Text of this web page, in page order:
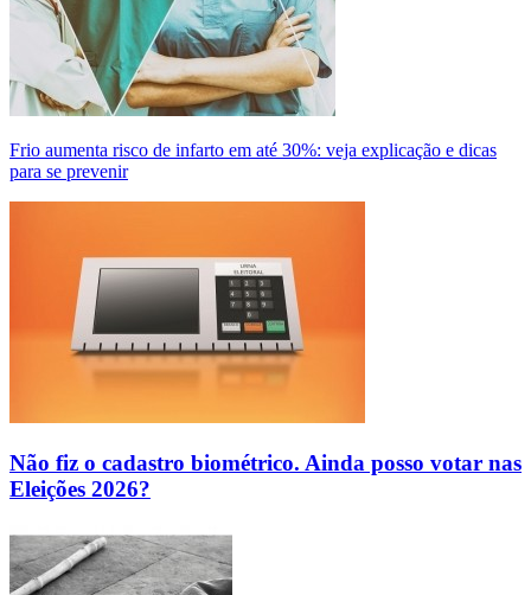
Frio aumenta risco de infarto em até 30%: veja explicação e dicas
para se prevenir
Não fiz o cadastro biométrico. Ainda posso votar nas
Eleições 2026?